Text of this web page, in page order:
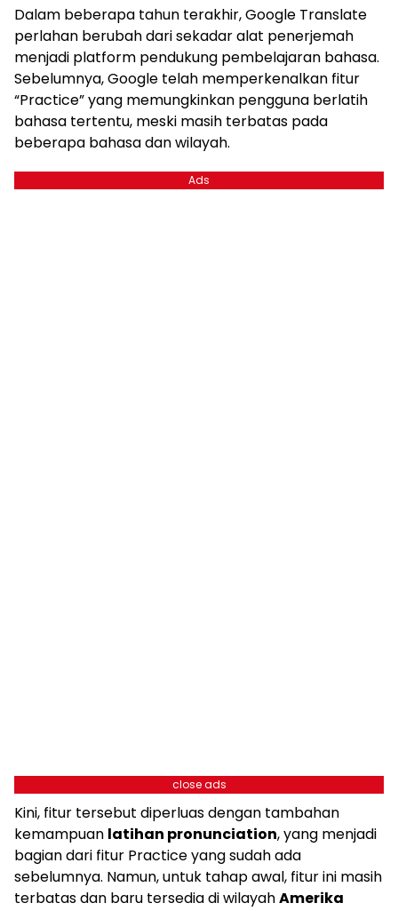
Dalam beberapa tahun terakhir, Google Translate
perlahan berubah dari sekadar alat penerjemah
menjadi platform pendukung pembelajaran bahasa.
Sebelumnya, Google telah memperkenalkan fitur
“Practice” yang memungkinkan pengguna berlatih
bahasa tertentu, meski masih terbatas pada
beberapa bahasa dan wilayah.
Ads
close ads
Kini, fitur tersebut diperluas dengan tambahan
kemampuan latihan pronunciation, yang menjadi
bagian dari fitur Practice yang sudah ada
sebelumnya. Namun, untuk tahap awal, fitur ini masih
terbatas dan baru tersedia di wilayahAmerika